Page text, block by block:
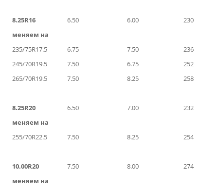
8.25R16 6.50 6.00
230
меняем на
235/75R17.5
6.75 7.50
236
245/70R19.5
7.50 6.75
252
265/70R19.5
7.50 8.25 258
8.25R20 6.50 7.00
232
меняем на
255/70R22.5
7.50 8.25 254
10.00R20 7.50 8.00
274
меняем на